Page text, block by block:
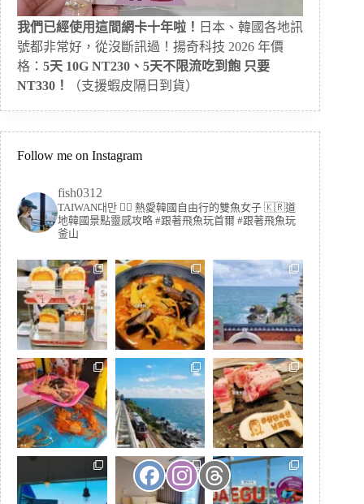
我們已經使用這間網卡十年啦！ 日本、韓國各地訊
號都非常好，從沒斷訊過！揚奇科技 2026 年價
格： 5天 10G NT230、5天不限流吃到飽 只要
NT330！
（支援蝦皮隔日到貨）
Follow me on Instagram
fish0312
TAIWAN대만 🏳️‍🌈 熱愛韓國自由行的雙魚女子 🇰🇷道
地韓國景點靈感攻略 #跟著飛魚玩首爾 #跟著飛魚玩
釜山